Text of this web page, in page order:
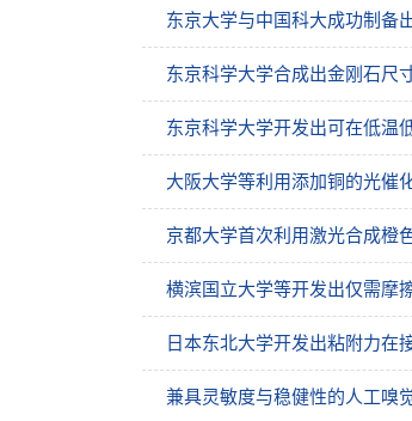
东京大学与中国科大成功制备
东京科学大学合成出金刚石尺
东京科学大学开发出可在低温
大阪大学等利用添加铜的光催
京都大学首次利用激光合成橙
横滨国立大学等开发出仅需摩
日本东北大学开发出粘附力在
兼具灵敏度与稳健性的人工嗅